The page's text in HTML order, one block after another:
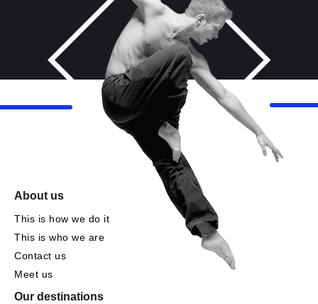
About us
This is how we do it
This is who we are
Contact us
Meet us
Our destinations